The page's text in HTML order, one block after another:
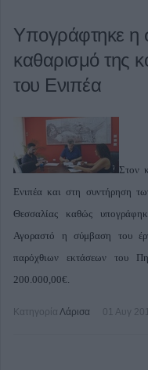
Υπογράφτηκε η
καθαρισμό της
του Ενιπέα
Στον
Ενιπέα και στη συντήρηση
Θεσσαλίας καθώς
Αγοραστό η σύμβαση του
παρόχθιων εκτάσεων του
200.000,00€.
Κατηγορία Λάρισα 01 Αυγ